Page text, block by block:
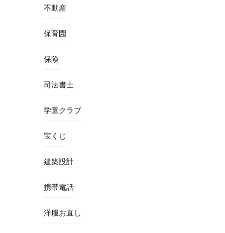
不動産
保育園
保険
司法書士
学童クラブ
宝くじ
建築設計
携帯電話
洋服お直し